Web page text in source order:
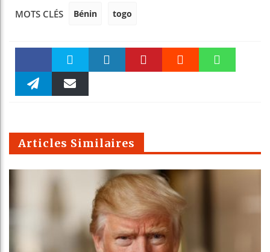
MOTS CLÉS Bénin togo
Faceboo Twitter
m
Articles Similaires